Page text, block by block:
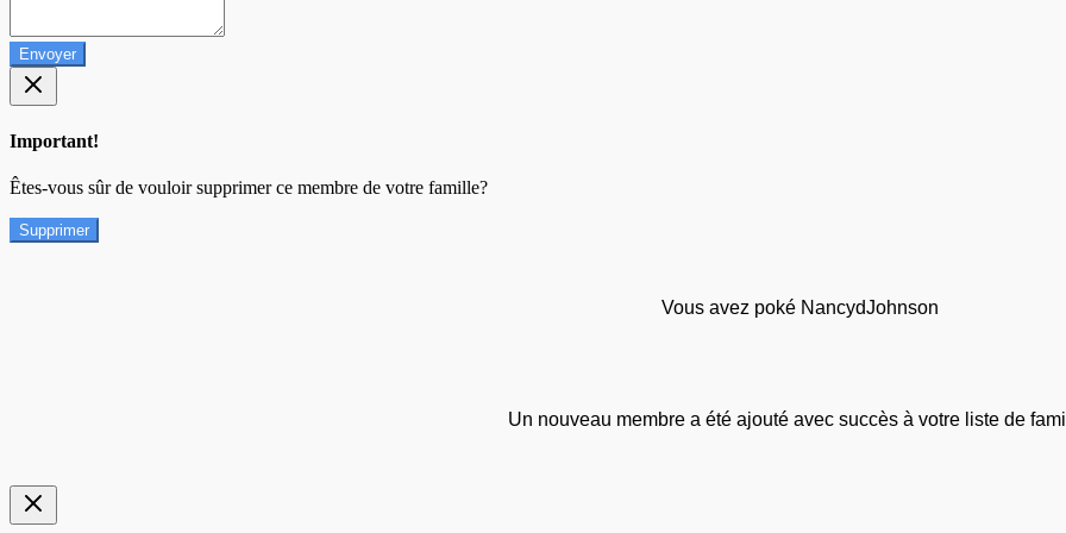
Envoyer
Important!
Êtes-vous sûr de vouloir supprimer ce membre de votre famille?
Supprimer
Vous avez poké NancydJohnson
Un nouveau membre a été ajouté avec succès à votre liste de